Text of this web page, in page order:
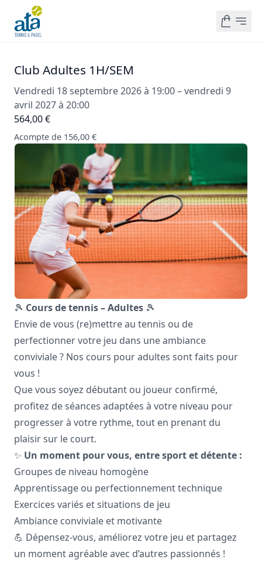
Club Adultes 1H/SEM
Vendredi 18 septembre 2026 à 19:00 – vendredi 9
avril 2027 à 20:00
564,00 €
Acompte de 156,00 €
🎾 Cours de tennis – Adultes 🎾
Envie de vous (re)mettre au tennis ou de
perfectionner votre jeu dans une ambiance
conviviale ? Nos cours pour adultes sont faits pour
vous !
Que vous soyez débutant ou joueur confirmé,
profitez de séances adaptées à votre niveau pour
progresser à votre rythme, tout en prenant du
plaisir sur le court.
✨ Un moment pour vous, entre sport et détente :
Groupes de niveau homogène
Apprentissage ou perfectionnement technique
Exercices variés et situations de jeu
Ambiance conviviale et motivante
💪 Dépensez-vous, améliorez votre jeu et partagez
un moment agréable avec d’autres passionnés !